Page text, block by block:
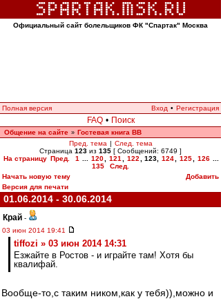
Официальный сайт болельщиков ФК "Спартак" Москва
Полная версия Вход • Регистрация
FAQ • Поиск
Общение на сайте » Гостевая книга ВВ
Пред. тема | След. тема
Страница 123 из 135 [ Сообщений: 6749 ]
На страницу Пред. 1 120 121 122 123, 124 125 126
135
След.
Начать новую тему
Добавить
Версия для печати
01.06.2014 - 30.06.2014
Край -
03 июн 2014 19:41
tiffozi » 03 июн 2014 14:31
Езжайте в Ростов - и играйте там! Хотя бы
квалифай.
Вообще-то,с таким ником,как у тебя)),можно и